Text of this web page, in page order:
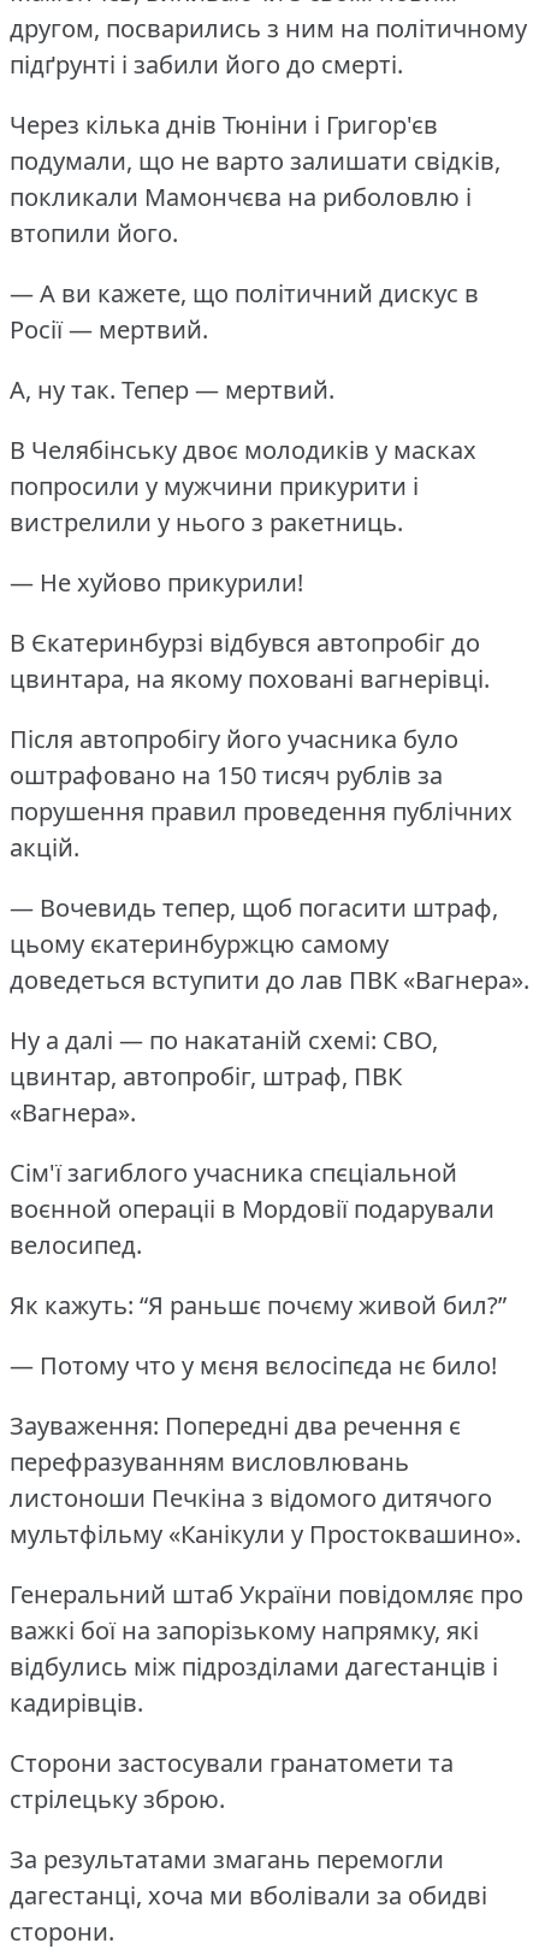
другом, посварились з ним на політичному
підґрунті і забили його до смерті.
Через кілька днів Тюніни і Григор'єв
подумали, що не варто залишати свідків,
покликали Мамончєва на риболовлю і
втопили його.
— А ви кажете, що політичний дискус в
Росії — мертвий.
А, ну так. Тепер — мертвий.
В Челябінську двоє молодиків у масках
попросили у мужчини прикурити і
вистрелили у нього з ракетниць.
— Не хуйово прикурили!
В Єкатеринбурзі відбувся автопробіг до
цвинтара, на якому поховані вагнерівці.
Після автопробігу його учасника було
оштрафовано на 150 тисяч рублів за
порушення правил проведення публічних
акцій.
— Вочевидь тепер, щоб погасити штраф,
цьому єкатеринбуржцю самому
доведеться вступити до лав ПВК «Вагнера».
Ну а далі — по накатаній схемі: СВО,
цвинтар, автопробіг, штраф, ПВК
«Вагнера».
Сім'ї загиблого учасника спєціальной
воєнной операціі в Мордовії подарували
велосипед.
Як кажуть: “Я раньшє почєму живой бил?”
— Потому что у мєня вєлосіпєда нє било!
Зауваження: Попередні два речення є
перефразуванням висловлювань
листоноши Печкіна з відомого дитячого
мультфільму «Канікули у Простоквашино».
Генеральний штаб України повідомляє про
важкі бої на запорізькому напрямку, які
відбулись між підрозділами дагестанців і
кадирівців.
Сторони застосували гранатомети та
стрілецьку зброю.
За результатами змагань перемогли
дагестанці, хоча ми вболівали за обидві
сторони.